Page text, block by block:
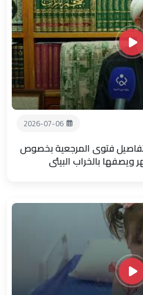
2026-07-06
فتوى المرجعية بخصوص
ويصفها بالخراب البيئي